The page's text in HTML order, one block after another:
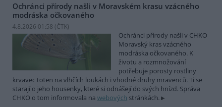
Ochránci přírody našli v Moravském krasu vzácného
modráska očkovaného
4.8.2026 01:58 (ČTK)
Ochránci přírody našli v CHKO
Moravský kras vzácného
modráska očkovaného. K
životu a rozmnožování
potřebuje porosty rostliny
krvavec toten na vlhčích loukách i vhodné druhy mravenců. Ti se
starají o jeho housenky, které si odnášejí do svých hnízd. Správa
CHKO o tom informovala na webových stránkách.